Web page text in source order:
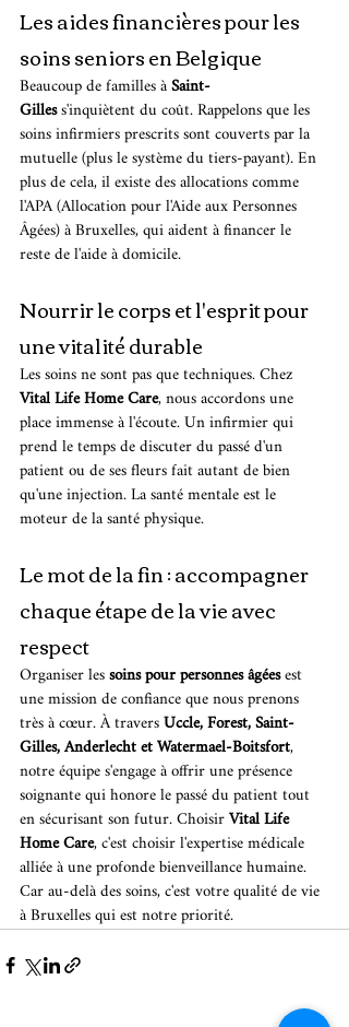
Les aides financières pour les
soins seniors en Belgique
Beaucoup de familles à Saint-
Gilles s'inquiètent du coût. Rappelons que les
soins infirmiers prescrits sont couverts par la
mutuelle (plus le système du tiers-payant). En
plus de cela, il existe des allocations comme
l'APA (Allocation pour l'Aide aux Personnes
Âgées) à Bruxelles, qui aident à financer le
reste de l'aide à domicile.
Nourrir le corps et l'esprit pour
une vitalité durable
Les soins ne sont pas que techniques. Chez
Vital Life Home Care, nous accordons une
place immense à l'écoute. Un infirmier qui
prend le temps de discuter du passé d'un
patient ou de ses fleurs fait autant de bien
qu'une injection. La santé mentale est le
moteur de la santé physique.
Le mot de la fin : accompagner
chaque étape de la vie avec
respect
Organiser les soins pour personnes âgées est
une mission de confiance que nous prenons
très à cœur. À travers Uccle, Forest, Saint-
Gilles, Anderlecht et Watermael-Boitsfort,
notre équipe s'engage à offrir une présence
soignante qui honore le passé du patient tout
en sécurisant son futur. Choisir Vital Life
Home Care, c'est choisir l'expertise médicale
alliée à une profonde bienveillance humaine.
Car au-delà des soins, c'est votre qualité de vie
à Bruxelles qui est notre priorité.